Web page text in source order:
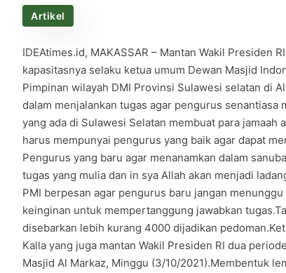
Artikel
IDEAtimes.id, MAKASSAR – Mantan Wakil Presiden
kapasitasnya selaku ketua umum Dewan Masjid
Pimpinan wilayah DMI Provinsi Sulawesi selatan di
dalam menjalankan tugas agar pengurus
yang ada di Sulawesi Selatan membuat para jamaah
harus mempunyai pengurus yang baik agar dapat
Pengurus yang baru agar menanamkan dalam
tugas yang mulia dan in sya Allah akan menjadi
PMI berpesan agar pengurus baru jangan
keinginan untuk mempertanggung jawabkan
disebarkan lebih kurang 4000 dijadikan
Kalla yang juga mantan Wakil Presiden RI dua
Masjid Al Markaz, Minggu (3/10/2021).Membentuk